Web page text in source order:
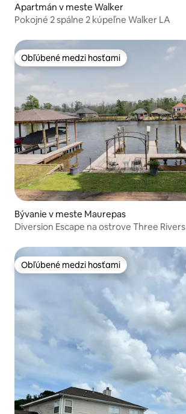
Apartmán v meste Walker
Pokojné 2 spálne 2 kúpeľne Walker LA
Obľúbené medzi hosťami
Obľúbené medzi hosťami
Bývanie v meste Maurepas
Diversion Escape na ostrove Three Rivers
Obľúbené medzi hosťami
Obľúbené medzi hosťami